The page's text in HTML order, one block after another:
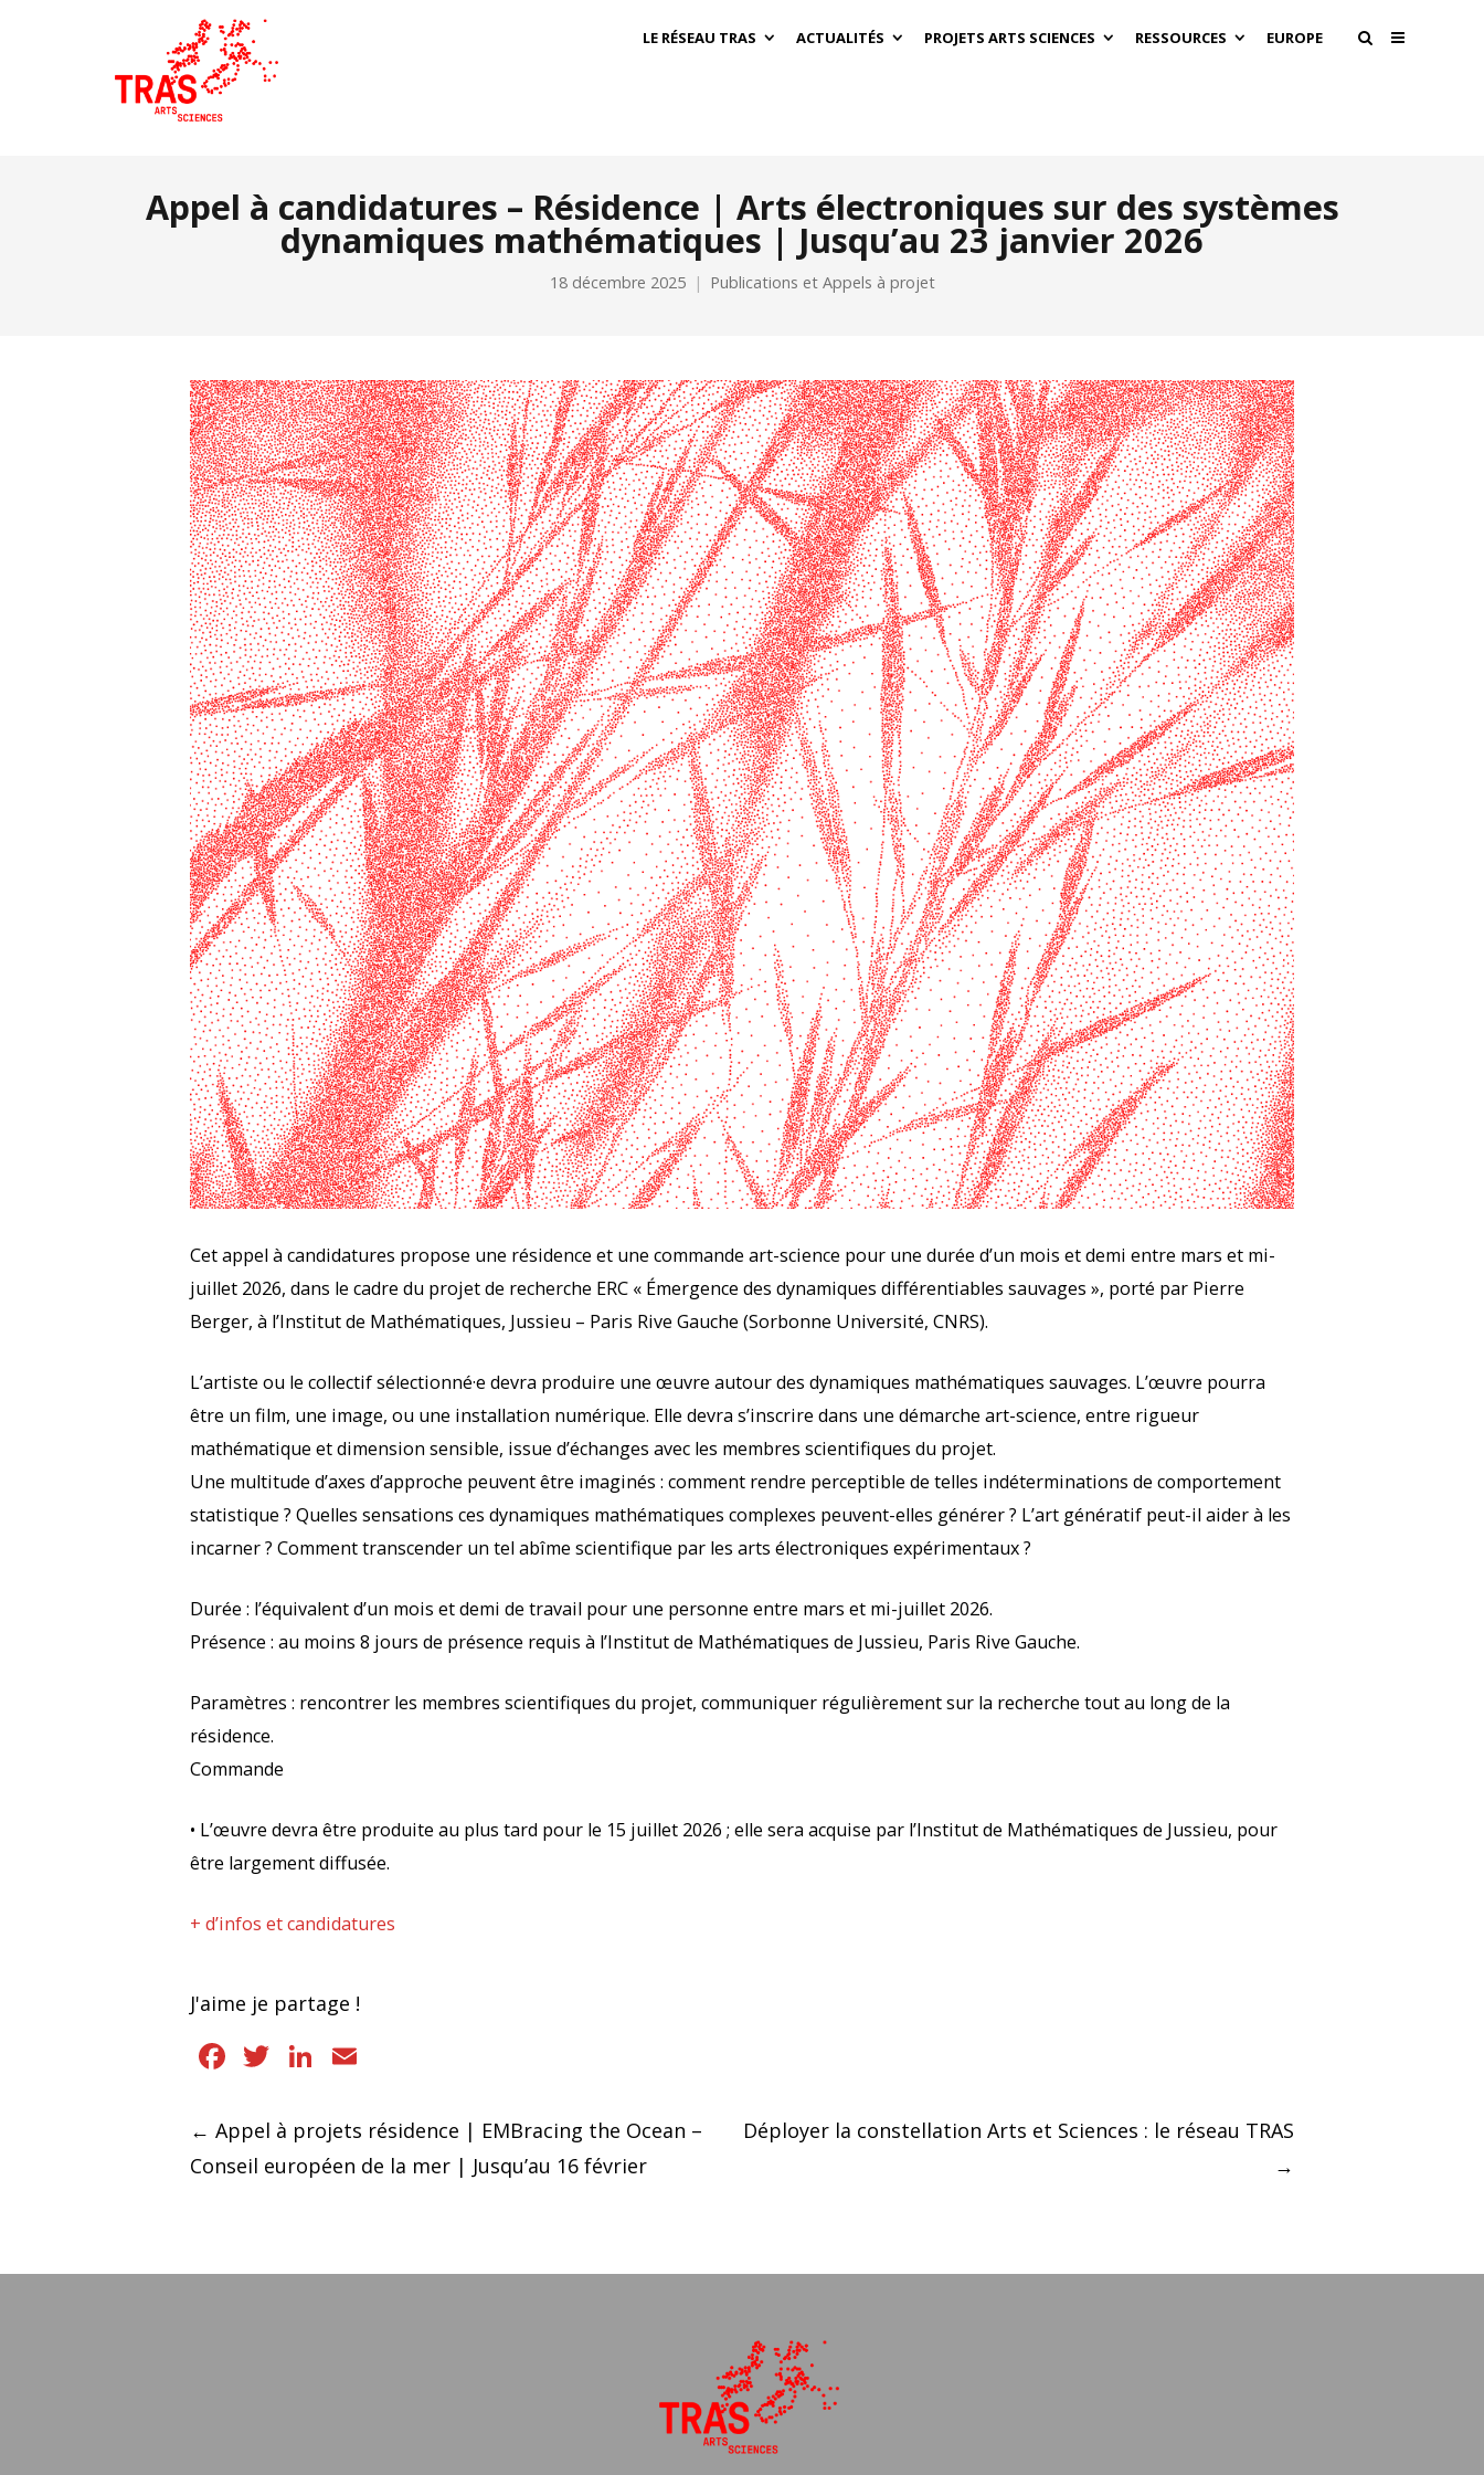
LE RÉSEAU TRAS ACTUALITÉS PROJETS ARTS SCIENCES RESSOURCES EUROPE
Appel à candidatures – Résidence | Arts électroniques sur des systèmes
dynamiques mathématiques | Jusqu’au 23 janvier 2026
18 décembre 2025 Publications et Appels à projet
Cet appel à candidatures propose une résidence et une commande art-science pour une durée d’un mois et demi entre mars et mi-
juillet 2026, dans le cadre du projet de recherche ERC « Émergence des dynamiques différentiables sauvages », porté par Pierre
Berger, à l’Institut de Mathématiques, Jussieu – Paris Rive Gauche (Sorbonne Université, CNRS).
L’artiste ou le collectif sélectionné·e devra produire une œuvre autour des dynamiques mathématiques sauvages. L’œuvre pourra
être un film, une image, ou une installation numérique. Elle devra s’inscrire dans une démarche art-science, entre rigueur
mathématique et dimension sensible, issue d’échanges avec les membres scientifiques du projet.
Une multitude d’axes d’approche peuvent être imaginés : comment rendre perceptible de telles indéterminations de comportement
statistique ? Quelles sensations ces dynamiques mathématiques complexes peuvent-elles générer ? L’art génératif peut-il aider à les
incarner ? Comment transcender un tel abîme scientifique par les arts électroniques expérimentaux ?
Durée : l’équivalent d’un mois et demi de travail pour une personne entre mars et mi-juillet 2026.
Présence : au moins 8 jours de présence requis à l’Institut de Mathématiques de Jussieu, Paris Rive Gauche.
Paramètres : rencontrer les membres scientifiques du projet, communiquer régulièrement sur la recherche tout au long de la
résidence.
Commande
• L’œuvre devra être produite au plus tard pour le 15 juillet 2026 ; elle sera acquise par l’Institut de Mathématiques de Jussieu, pour
être largement diffusée.
+ d’infos et candidatures
J'aime je partage !
Facebook
TwitterLinkedIn
Navigation
articles
← Appel à projets résidence | EMBracing the Ocean –
Conseil européen de la mer | Jusqu’au 16 février
Déployer la constellation Arts et Sciences : le réseau TRAS
→